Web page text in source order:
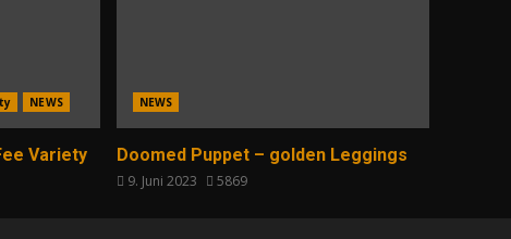
NEWS
Variety
NEWS
Doomed Puppet – golden Leggings
9. Juni 2023 5869